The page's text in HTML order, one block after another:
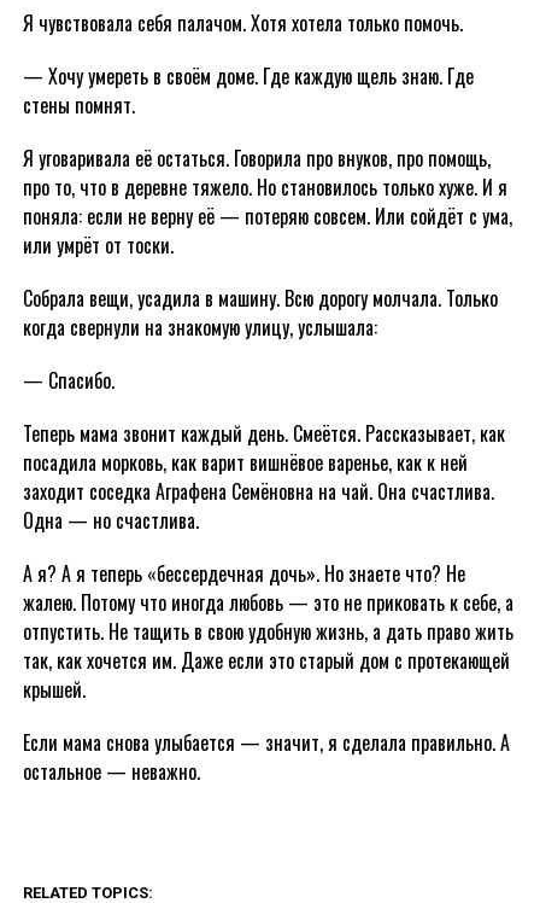
Я чувствовала себя палачом. Хотя хотела только помочь.
— Хочу умереть в своём доме. Где каждую щель знаю. Где
стены помнят.
Я уговаривала её остаться. Говорила про внуков, про помощь,
про то, что в деревне тяжело. Но становилось только хуже. И я
поняла: если не верну её — потеряю совсем. Или сойдёт с ума,
или умрёт от тоски.
Собрала вещи, усадила в машину. Всю дорогу молчала. Только
когда свернули на знакомую улицу, услышала:
— Спасибо.
Теперь мама звонит каждый день. Смеётся. Рассказывает, как
посадила морковь, как варит вишнёвое варенье, как к ней
заходит соседка Аграфена Семёновна на чай. Она счастлива.
Одна — но счастлива.
А я? А я теперь «бессердечная дочь». Но знаете что? Не
жалею. Потому что иногда любовь — это не приковать к себе, а
отпустить. Не тащить в свою удобную жизнь, а дать право жить
так, как хочется им. Даже если это старый дом с протекающей
крышей.
Если мама снова улыбается — значит, я сделала правильно. А
остальное — неважно.
RELATED TOPICS: